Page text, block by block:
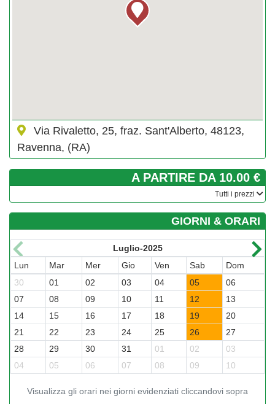
Via Rivaletto, 25, fraz. Sant'Alberto, 48123,
Ravenna, (RA)
A PARTIRE DA 10.00 €
­Tutti i prezzi
GIORNI & ORARI
Luglio-2025
Lun
Mar Mer Gio Ven Sab
Dom
30
01 02 03 04 05
06
07
08 09 10 11 12
13
14
15 16 17 18 19
20
21
22 23 24 25 26
27
28
29 30 31 01 02
03
04
05 06 07 08 09 10
Visualizza gli orari nei giorni evidenziati cliccandovi sopra